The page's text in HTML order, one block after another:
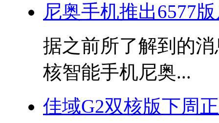
尼奥手机推出6577
据之前所了解到的
核智能手机尼奥...
佳域G2双核版下周